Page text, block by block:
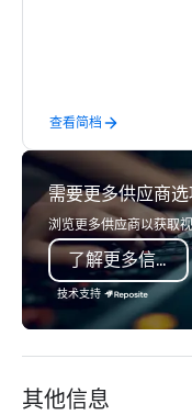
instructors guide
through collaborative
sessions using high-
ingredients and
techniques. Whether
corporate team-
milestone celebration,
cooking experience,
memorable events
connection, boost
leave participants
building, corporate
查看简档
需要更多供应商
浏览更多供应商以获取
了解更多信息
技术支持
其他信息